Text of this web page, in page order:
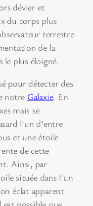
dévier et
du corps plus
terrestre
de la
plus éloigné.
pour détecter des
notre Galaxie. En
mais se
l’un d’entre
et une étoile
de cette
Ainsi, par
située dans l’un
éclat apparent